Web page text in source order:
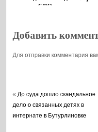
в СВО
Добавить
Для отправки комментария
«До суда дошло скандальное
дело о связанных детях в
интернате в Бутурлиновке